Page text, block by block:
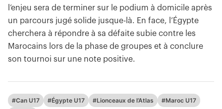
l’enjeu sera de terminer sur le podium à domicile après
un parcours jugé solide jusque-là. En face, l’Égypte
cherchera à répondre à sa défaite subie contre les
Marocains lors de la phase de groupes et à conclure
son tournoi sur une note positive.
#Can U17 #Égypte U17 #Lionceaux de l’Atlas #Maroc U17